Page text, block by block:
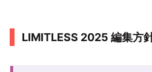
LIMITLESS 2025 編集方